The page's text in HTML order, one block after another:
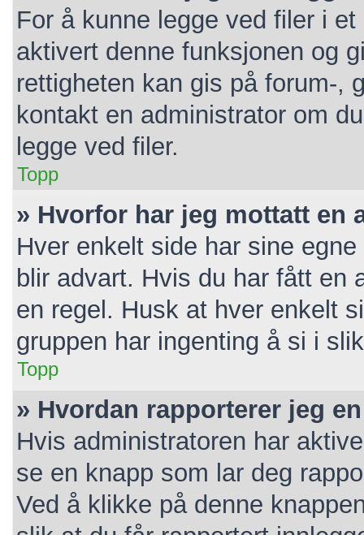
For å kunne legge ved filer i
aktivert denne funksjonen og
rettigheten kan gis på forum-,
kontakt en administrator om
legge ved filer.
Topp
» Hvorfor har jeg mottatt en
Hver enkelt side har sine
blir advart. Hvis du har fått en
en regel. Husk at hver enkelt
gruppen har ingenting å si i
Topp
» Hvordan rapporterer jeg
Hvis administratoren har
se en knapp som lar deg
Ved å klikke på denne